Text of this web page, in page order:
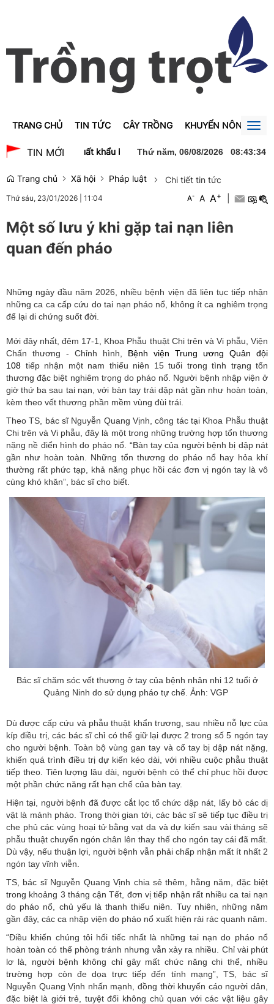
TRANG CHỦ TIN TỨC CÂY TRỒNG KHUYẾN NÔNG
TIN MỚI
8/2026: Gạo xuất khẩu biến động trái chiều Đẩy mạnh ứng
Thứ năm, 06/08/2026 08:43:34
Trang chủ Xã hội Pháp luật Chi tiết tin tức
Thứ sáu, 23/01/2026 11:04 A- A A+
Một số lưu ý khi gặp tai nạn liên
quan đến pháo
Những ngày đầu năm 2026, nhiều bệnh viện đã liên tục tiếp nhận
những ca ca cấp cứu do tai nạn pháo nổ, không ít ca nghiêm trọng
để lại di chứng suốt đời.
Mới đây nhất, đêm 17-1, Khoa Phẫu thuật Chi trên và Vi phẫu, Viện
Chấn thương - Chỉnh hình, Bệnh viện Trung ương Quân đội
108 tiếp nhận một nam thiếu niên 15 tuổi trong tình trạng tổn
thương đặc biệt nghiêm trọng do pháo nổ. Người bệnh nhập viện ở
giờ thứ ba sau tai nạn, với bàn tay trái dập nát gần như hoàn toàn,
kèm theo vết thương phần mềm vùng đùi trái.
Theo TS, bác sĩ Nguyễn Quang Vịnh, công tác tại Khoa Phẫu thuật
Chi trên và Vi phẫu, đây là một trong những trường hợp tổn thương
nặng nề điển hình do pháo nổ. “Bàn tay của người bệnh bị dập nát
gần như hoàn toàn. Những tổn thương do pháo nổ hay hỏa khí
thường rất phức tạp, khả năng phục hồi các đơn vị ngón tay là vô
cùng khó khăn”, bác sĩ cho biết.
Bác sĩ chăm sóc vết thương ở tay của bệnh nhân nhi 12 tuổi ở
Quảng Ninh do sử dụng pháo tự chế. Ảnh: VGP
Dù được cấp cứu và phẫu thuật khẩn trương, sau nhiều nỗ lực của
kíp điều trị, các bác sĩ chỉ có thể giữ lại được 2 trong số 5 ngón tay
cho người bệnh. Toàn bộ vùng gan tay và cổ tay bị dập nát nặng,
khiến quá trình điều trị dự kiến kéo dài, với nhiều cuộc phẫu thuật
tiếp theo. Tiên lượng lâu dài, người bệnh có thể chỉ phục hồi được
một phần chức năng rất hạn chế của bàn tay.
Hiện tại, người bệnh đã được cắt lọc tổ chức dập nát, lấy bỏ các dị
vật là mảnh pháo. Trong thời gian tới, các bác sĩ sẽ tiếp tục điều trị
che phủ các vùng hoại tử bằng vạt da và dự kiến sau vài tháng sẽ
phẫu thuật chuyển ngón chân lên thay thế cho ngón tay cái đã mất.
Dù vậy, nếu thuận lợi, người bệnh vẫn phải chấp nhận mất ít nhất 2
ngón tay vĩnh viễn.
TS, bác sĩ Nguyễn Quang Vịnh chia sẻ thêm, hằng năm, đặc biệt
trong khoảng 3 tháng cận Tết, đơn vị tiếp nhận rất nhiều ca tai nạn
do pháo nổ, chủ yếu là thanh thiếu niên. Tuy nhiên, những năm
gần đây, các ca nhập viện do pháo nổ xuất hiện rải rác quanh năm.
“Điều khiến chúng tôi hối tiếc nhất là những tai nạn do pháo nổ
hoàn toàn có thể phòng tránh nhưng vẫn xảy ra nhiều. Chỉ vài phút
lơ là, người bệnh không chỉ gây mất chức năng chi thể, nhiều
trường hợp còn đe dọa trực tiếp đến tính mạng”, TS, bác sĩ
Nguyễn Quang Vịnh nhấn mạnh, đồng thời khuyến cáo người dân,
đặc biệt là giới trẻ, tuyệt đối không chủ quan với các vật liệu gây